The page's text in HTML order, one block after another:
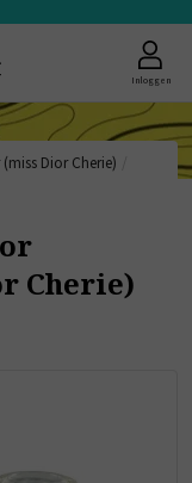
Inloggen
(miss Dior Cherie)
Cherie)